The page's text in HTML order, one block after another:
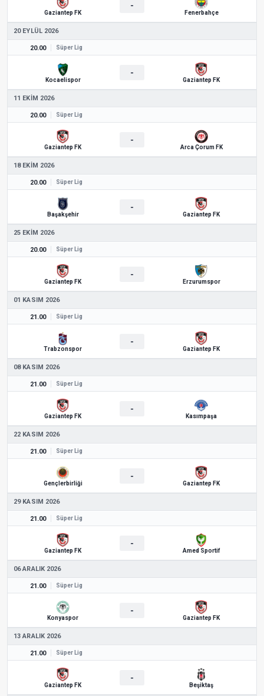
Gaziantep FK
-
Fenerbahçe
20 EYLÜL 2026
20.00 Süper Lig
Kocaelispor
-
Gaziantep FK
11 EKIM 2026
20.00 Süper Lig
Gaziantep FK
-
Arca Çorum FK
18 EKIM 2026
20.00 Süper Lig
Başakşehir
-
Gaziantep FK
25 EKIM 2026
20.00 Süper Lig
Gaziantep FK
-
Erzurumspor
01 KASIM 2026
21.00 Süper Lig
Trabzonspor
-
Gaziantep FK
08 KASIM 2026
21.00 Süper Lig
Gaziantep FK
-
Kasımpaşa
22 KASIM 2026
21.00 Süper Lig
Gençlerbirliği
-
Gaziantep FK
29 KASIM 2026
21.00 Süper Lig
Gaziantep FK
-
Amed Sportif
06 ARALIK 2026
21.00 Süper Lig
Konyaspor
-
Gaziantep FK
13 ARALIK 2026
21.00 Süper Lig
Gaziantep FK
-
Beşiktaş